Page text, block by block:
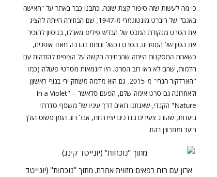
כי מה לעשות שזה סיפור קצת שונה. כתבנו כבר באתר על "האישה
באגם" של רוברט מונטוגמרי מ-1947, שם הבחירה הייתה להציג
את הסרט מנקודת המבט של הבלש פיליפ מארלו, בניסיון להזכיר
את הטון של הספרים. הסרט נכשל ונותח בהרבה מאוד אופנים,
כשאחת המסקנות הייתה שהבחירה הקשה על הצופים להזדהות עם
הדמות, שהם לא ראו רוב הסרט. היו דוגמאות מסרטי פעולה (כמו
"הארדקור הנרי" מ-2015, גם הוא מדמה משחק ירי בגוף ראשון)
ולאחרונה גם סרט אימה שלם, הפעם סלאשר – "In a Violet
Nature" הקנדי, שאנחנו רואים דרך עיניו של משסף סדרתי
ביערות, שהורג צעירים בדרכים יצירתיות, אבל רוב הזמן פשוט הולך
ביער ומתבונן בהם.
ארון עם רוח רפאים מזווית אחרת. מתוך "נוכחות" (יונייטד